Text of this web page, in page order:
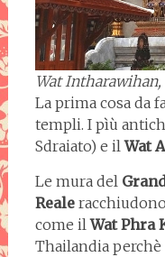
Wat Intharawihan,
La prima cosa da
templi. I pìù
Sdraiato) e ilWat
Le mura del
Reale
come ilWat Phra
Thailandia